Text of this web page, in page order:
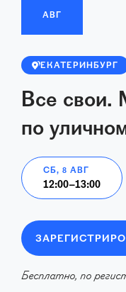
АВГ
ЕКАТЕРИНБУРГ
Все свои.
по
СБ, 8 АВГ
12:00–13:00
Бесплатно, по